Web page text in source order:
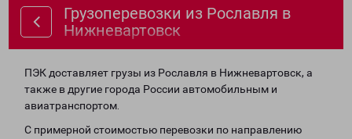
Грузоперевозки из Рославля в
Нижневартовск
ПЭК доставляет грузы из Рославля в Нижневартовск, а
также в другие города России автомобильным и
авиатранспортом.
С примерной стоимостью перевозки по направлению